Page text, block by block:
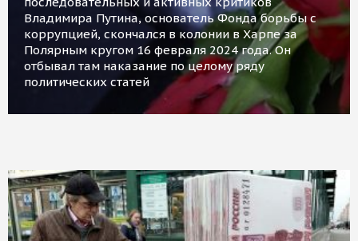
Владимира Путина, основатель Фонда борьбы с
коррупцией, скончался в колонии в Харпе за
Полярным кругом 16 февраля 2024 года. Он
отбывал там наказание по целому ряду
политических статей